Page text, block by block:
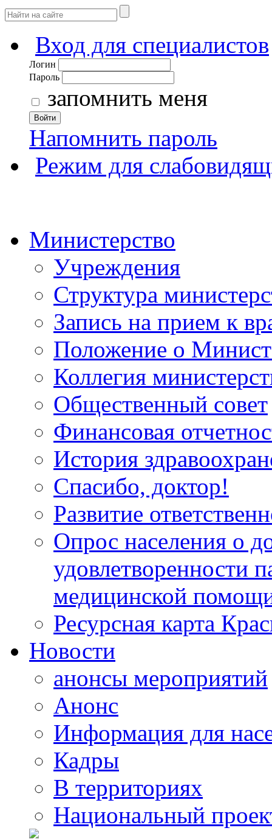
Вход для специалистов
Логин
Пароль
запомнить меня
Войти
Напомнить пароль
Режим для
Министерство
Учреждения
Структура
Запись на прием к
Положение о
Коллегия
Общественный совет
Финансовая
История
Спасибо, доктор!
Развитие
Опрос населения о
удовлетворенности
медицинской
Ресурсная карта
Новости
анонсы мероприятий
Анонс
Информация для
Кадры
В территориях
Национальный